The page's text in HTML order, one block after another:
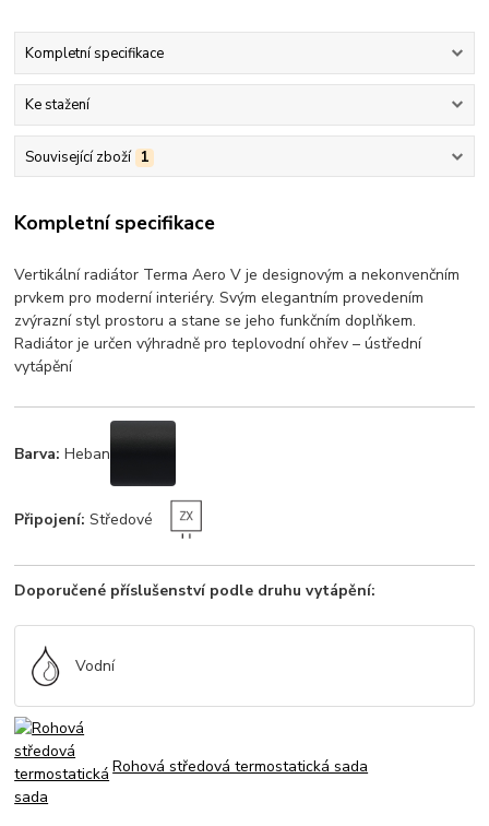
Kompletní specifikace
Ke stažení
Související zboží 1
Kompletní specifikace
Vertikální radiátor Terma Aero V je designovým a nekonvenčním
prvkem pro moderní interiéry. Svým elegantním provedením
zvýrazní styl prostoru a stane se jeho funkčním doplňkem.
Radiátor je určen výhradně pro teplovodní ohřev – ústřední
vytápění
Barva:Heban
Připojení: Středové
Doporučené příslušenství podle druhu vytápění:
Vodní
Rohová středová termostatická sada